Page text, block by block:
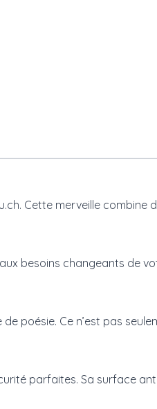
Cette merveille
besoins changeants de
poésie. Ce n’est pas
parfaites. Sa surface